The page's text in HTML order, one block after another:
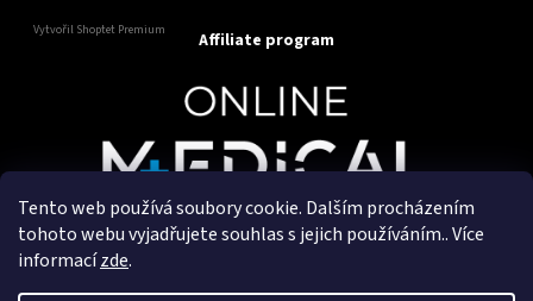
Tento web používá soubory cookie. Dalším procházením
tohoto webu vyjadřujete souhlas s jejich používáním.. Více
informacízde.
Vytvořil Shoptet Premium Affiliate program
Copyright 2025OnlineMedical.cz. Všechna práva
Vytvořil a marketingově zajišťuje